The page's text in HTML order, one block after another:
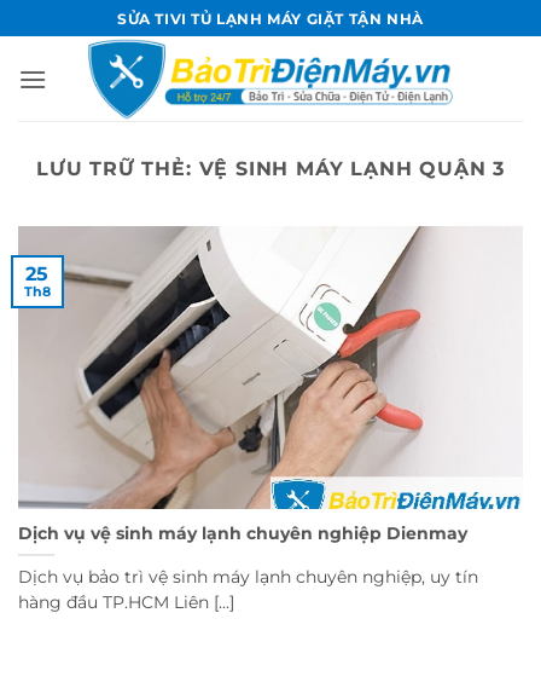
qua
nội
SỬA TIVI TỦ LẠNH MÁY GIẶT TẬN NHÀ
LƯU TRỮ THẺ: VỆ SINH MÁY LẠNH QUẬN 3
Dịch vụ vệ sinh máy lạnh chuyên nghiệp Dienmay
Dịch vụ bảo trì vệ sinh máy lạnh chuyên nghiệp, uy tín
hàng đầu TP.HCM Liên [...]
25
Th8